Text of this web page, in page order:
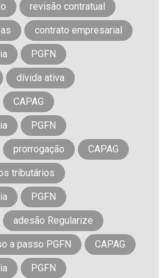
revisão contratual
contrato empresarial
PGFN
dívida ativa
CAPAG
PGFN
prorrogação CAPAG
tributários
PGFN
adesão Regularize
a passo PGFN CAPAG
PGFN